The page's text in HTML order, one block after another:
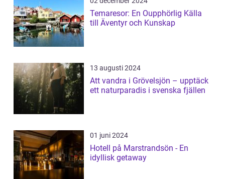
Temaresor: En Oupphörlig Källa
till Äventyr och Kunskap
13 augusti 2024
Att vandra i Grövelsjön – upptäck
ett naturparadis i svenska fjällen
01 juni 2024
Hotell på Marstrandsön - En
idyllisk getaway